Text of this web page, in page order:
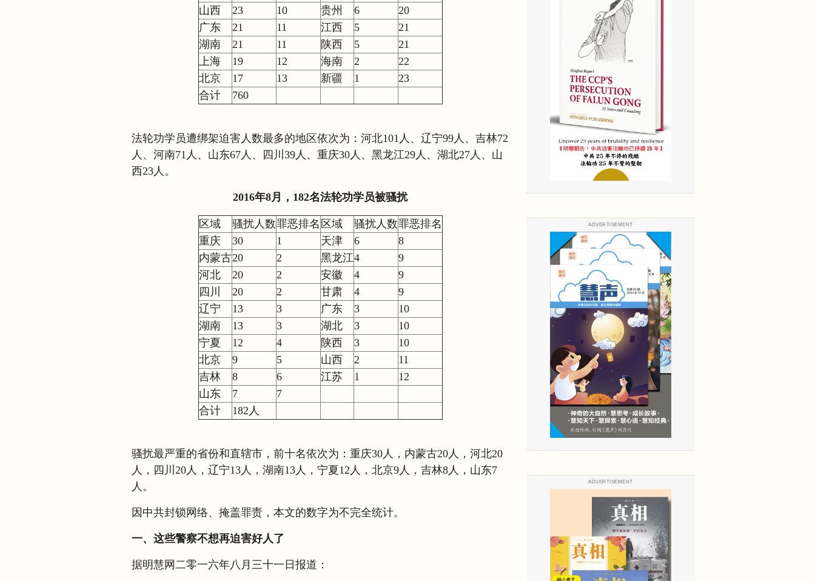
山西
23 10 贵州 6
20
广东
21 11 江西 5
21
湖南
21 11 陕西 5
21
上海
19 12 海南 2
22
北京
17 13 新疆 1
23
合计
760
法轮功学员遭绑架迫害人数最多的地区依次为：河北101人、辽宁99人、吉林72
人、河南71人、山东67人、四川39人、重庆30人、黑龙江29人、湖北27人、山
西23人。
2016年8月，182名法轮功学员被骚扰
区域 骚扰人数罪恶排名 区域 骚扰人数罪恶排名
重庆
30 1 天津 6
8
内蒙古20 2 黑龙江4
9
河北
20 2 安徽 4
9
四川
20 2 甘肃 4
9
辽宁
13 3 广东 3
10
湖南
13 3 湖北 3
10
宁夏
12 4 陕西 3
10
北京
9 5 山西 2
11
吉林
8 6 江苏 1
12
山东
7
7
合计
182人
骚扰最严重的省份和直辖市，前十名依次为：重庆30人，内蒙古20人，河北20
人，四川20人，辽宁13人，湖南13人，宁夏12人，北京9人，吉林8人，山东7
人。
因中共封锁网络、掩盖罪责，本文的数字为不完全统计。
一、这些警察不想再迫害好人了
据明慧网二零一六年八月三十一日报道：
ADVERTISEMENT
ADVERTISEMENT